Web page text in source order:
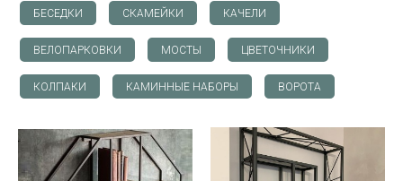
БЕСЕДКИ СКАМЕЙКИ КАЧЕЛИ
ВЕЛОПАРКОВКИ МОСТЫ ЦВЕТОЧНИКИ
КОЛПАКИ КАМИННЫЕ НАБОРЫ ВОРОТА